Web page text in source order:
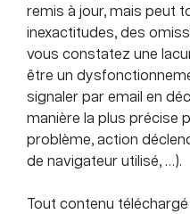
remis à jour, mais peut
inexactitudes, des
vous constatez une
être un
signaler par email en
manière la plus précise
problème, action
de navigateur utilisé, …).
Tout contenu